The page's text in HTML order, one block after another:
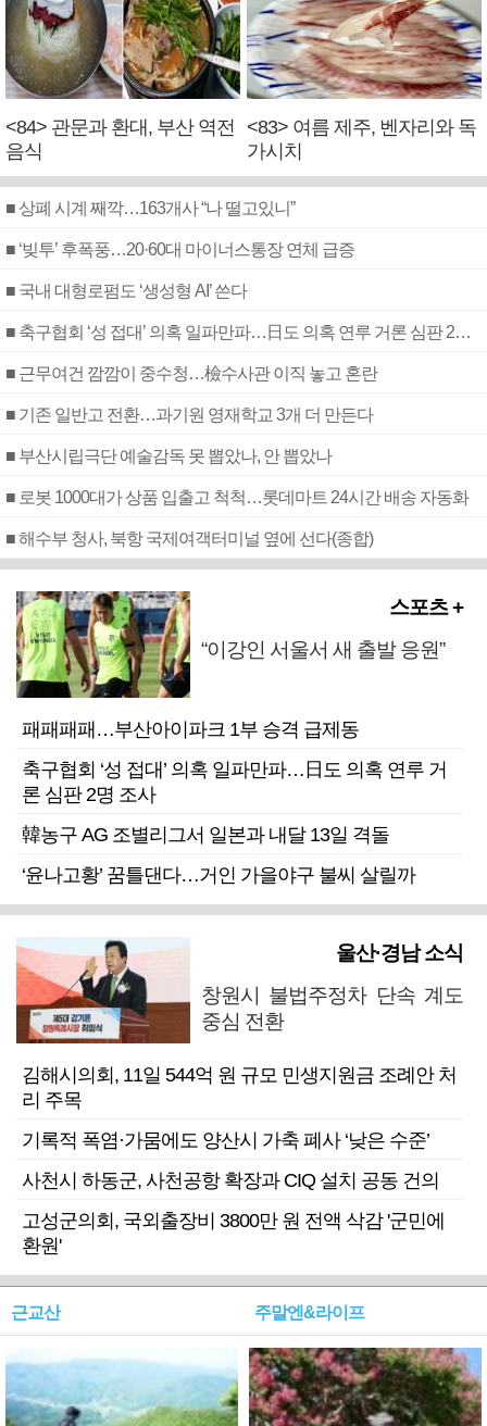
<84> 관문과 환대, 부산 역전
음식
<83> 여름 제주, 벤자리와 독
가시치
■ 상폐 시계 째깍…163개사 “나 떨고있니”
■ ‘빚투’ 후폭풍…20·60대 마이너스통장 연체 급증
■ 국내 대형로펌도 ‘생성형 AI’ 쓴다
■ 축구협회 ‘성 접대’ 의혹 일파만파…日도 의혹 연루 거론 심판 2명 조사
■ 근무여건 깜깜이 중수청…檢수사관 이직 놓고 혼란
■ 기존 일반고 전환…과기원 영재학교 3개 더 만든다
■ 부산시립극단 예술감독 못 뽑았나, 안 뽑았나
■ 로봇 1000대가 상품 입출고 척척…롯데마트 24시간 배송 자동화
■ 해수부 청사, 북항 국제여객터미널 옆에 선다(종합)
스포츠 +
“이강인 서울서 새 출발 응원”
패패패패…부산아이파크 1부 승격 급제동
축구협회 ‘성 접대’ 의혹 일파만파…日도 의혹 연루 거
론 심판 2명 조사
韓농구 AG 조별리그서 일본과 내달 13일 격돌
‘윤나고황’ 꿈틀댄다…거인 가을야구 불씨 살릴까
울산·경남 소식
창원시 불법주정차 단속 계도
중심 전환
김해시의회, 11일 544억 원 규모 민생지원금 조례안 처
리 주목
기록적 폭염·가뭄에도 양산시 가축 폐사 ‘낮은 수준’
사천시 하동군, 사천공항 확장과 CIQ 설치 공동 건의
고성군의회, 국외출장비 3800만 원 전액 삭감 '군민에
환원'
근교산 주말엔&라이프